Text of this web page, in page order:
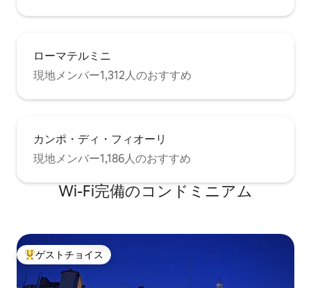
ローマテルミニ
現地メンバー1,312人のおすすめ
カンポ・ディ・フィオーリ
現地メンバー1,186人のおすすめ
Wi-Fi完備のコンドミニアム
大好評のゲストチョイスです。
ゲストチョイス